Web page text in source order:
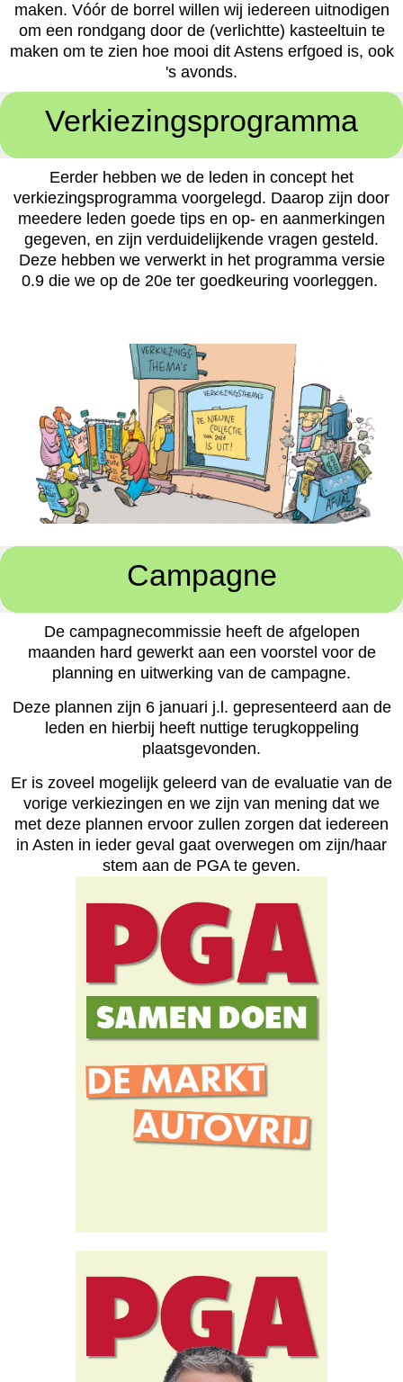
maken. Vóór de borrel willen wij iedereen uitnodigen
om een rondgang door de (verlichtte) kasteeltuin te
maken om te zien hoe mooi dit Astens erfgoed is, ook
's avonds.
Verkiezingsprogramma
Eerder hebben we de leden in concept het
verkiezingsprogramma voorgelegd. Daarop zijn door
meedere leden goede tips en op- en aanmerkingen
gegeven, en zijn verduidelijkende vragen gesteld.
Deze hebben we verwerkt in het programma versie
0.9 die we op de 20e ter goedkeuring voorleggen.
Campagne
De campagnecommissie heeft de afgelopen
maanden hard gewerkt aan een voorstel voor de
planning en uitwerking van de campagne.
Deze plannen zijn 6 januari j.l. gepresenteerd aan de
leden en hierbij heeft nuttige terugkoppeling
plaatsgevonden.
Er is zoveel mogelijk geleerd van de evaluatie van de
vorige verkiezingen en we zijn van mening dat we
met deze plannen ervoor zullen zorgen dat iedereen
in Asten in ieder geval gaat overwegen om zijn/haar
stem aan de PGA te geven.